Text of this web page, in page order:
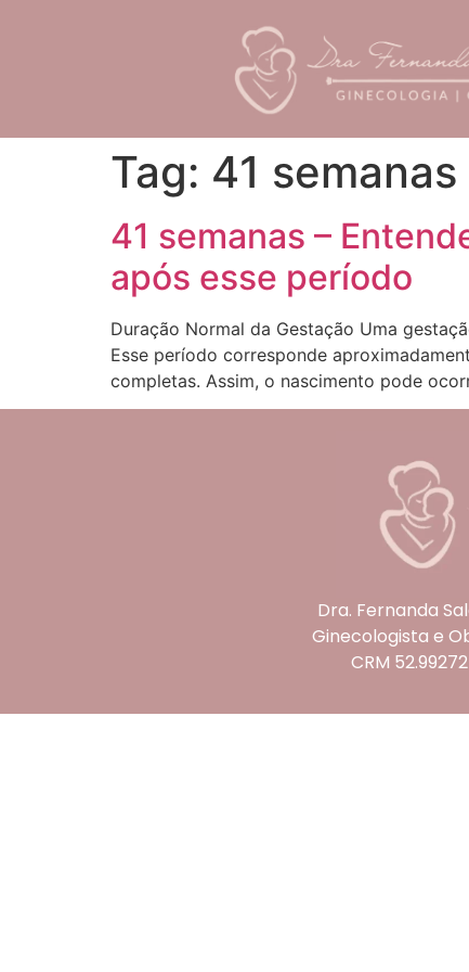
Tag: 41 semanas
41 semanas –
após esse período
Duração Normal da Gestação Uma
Esse período corresponde
completas. Assim, o nascimento pode
Dra. Fernanda
Ginecologista e
CRM